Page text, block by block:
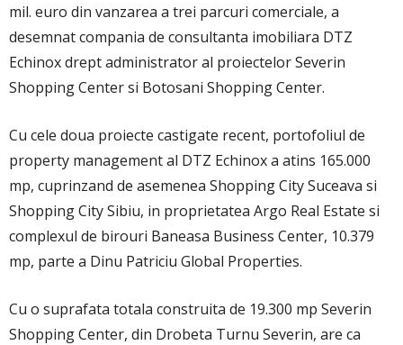
mil. euro din vanzarea a trei parcuri comerciale, a
desemnat compania de consultanta imobiliara DTZ
Echinox drept administrator al proiectelor Severin
Shopping Center si Botosani Shopping Center.
Cu cele doua proiecte castigate recent, portofoliul de
property management al DTZ Echinox a atins 165.000
mp, cuprinzand de asemenea Shopping City Suceava si
Shopping City Sibiu, in proprietatea Argo Real Estate si
complexul de birouri Baneasa Business Center, 10.379
mp, parte a Dinu Patriciu Global Properties.
Cu o suprafata totala construita de 19.300 mp Severin
Shopping Center, din Drobeta Turnu Severin, are ca